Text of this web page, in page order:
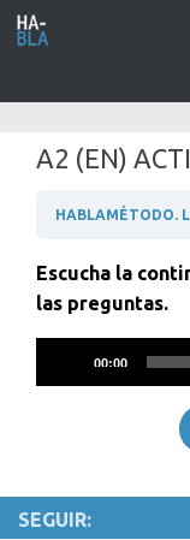
Saltar al
A2 (EN)
HABLAMÉTODO.
Escucha la
las preguntas.
de
00:00
SEGUIR: